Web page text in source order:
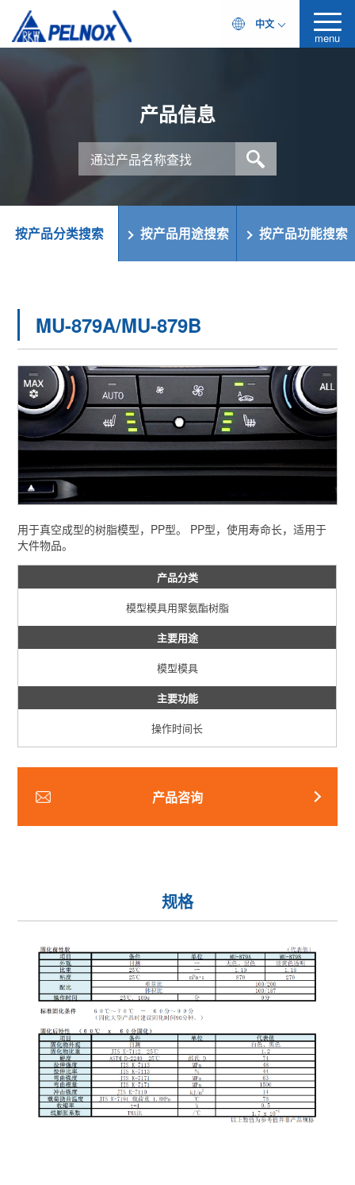
中文
menu
产品信息
按产品分类搜索 按产品用途搜索 按产品功能搜索
MU-879A/MU-879B
用于真空成型的树脂模型，PP型。 PP型，使用寿命长，适用于
大件物品。
产品分类
模型模具用聚氨酯树脂
主要用途
模型模具
主要功能
操作时间长
产品咨询
规格